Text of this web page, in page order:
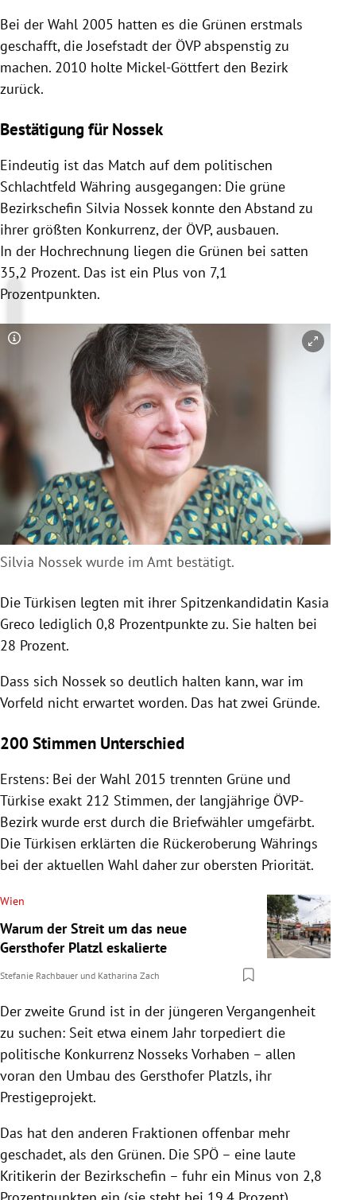
Bei der Wahl 2005 hatten es die Grünen erstmals
geschafft, die Josefstadt der ÖVP abspenstig zu
machen. 2010 holte Mickel-Göttfert den Bezirk
zurück.
Bestätigung für Nossek
Eindeutig ist das Match auf dem politischen
Schlachtfeld Währing ausgegangen: Die grüne
Bezirkschefin Silvia Nossek konnte den Abstand zu
ihrer größten Konkurrenz, der ÖVP, ausbauen.
In der Hochrechnung liegen die Grünen bei satten
35,2 Prozent. Das ist ein Plus von 7,1
Prozentpunkten.
Copyright-Hinweis öffnen/schließen
Silvia Nossek wurde im Amt bestätigt.
Die Türkisen legten mit ihrer Spitzenkandidatin Kasia
Greco lediglich 0,8 Prozentpunkte zu. Sie halten bei
28 Prozent.
Dass sich Nossek so deutlich halten kann, war im
Vorfeld nicht erwartet worden. Das hat zwei Gründe.
200 Stimmen Unterschied
Erstens: Bei der Wahl 2015 trennten Grüne und
Türkise exakt 212 Stimmen, der langjährige ÖVP-
Bezirk wurde erst durch die Briefwähler umgefärbt.
Die Türkisen erklärten die Rückeroberung Währings
bei der aktuellen Wahl daher zur obersten Priorität.
Wien
Warum der Streit um das neue
Gersthofer Platzl eskalierte
Stefanie Rachbauer und Katharina Zach
Der zweite Grund ist in der jüngeren Vergangenheit
zu suchen: Seit etwa einem Jahr torpediert die
politische Konkurrenz Nosseks Vorhaben – allen
voran den Umbau des Gersthofer Platzls, ihr
Prestigeprojekt.
Das hat den anderen Fraktionen offenbar mehr
geschadet, als den Grünen. Die SPÖ – eine laute
Kritikerin der Bezirkschefin – fuhr ein Minus von 2,8